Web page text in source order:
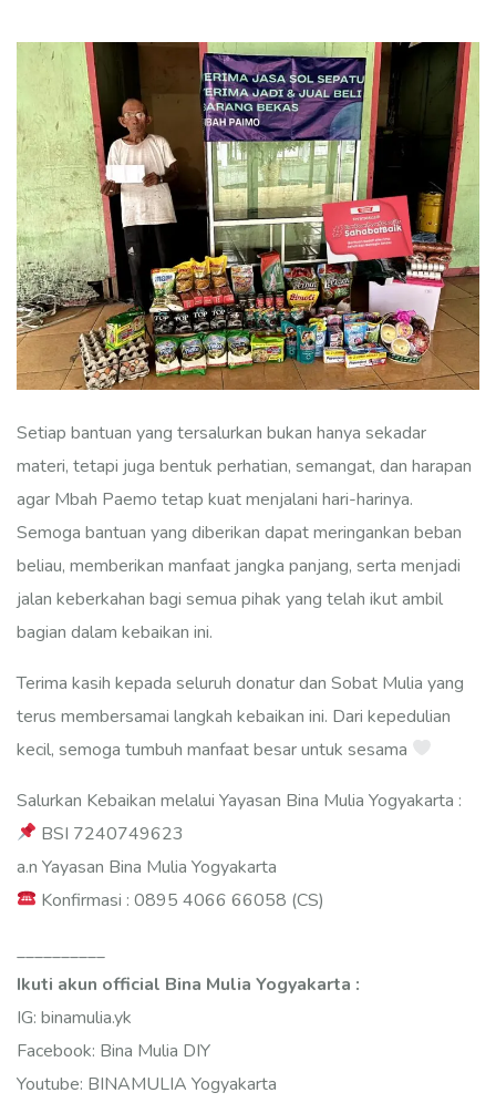
Setiap bantuan yang tersalurkan bukan hanya sekadar
materi, tetapi juga bentuk perhatian, semangat, dan harapan
agar Mbah Paemo tetap kuat menjalani hari-harinya.
Semoga bantuan yang diberikan dapat meringankan beban
beliau, memberikan manfaat jangka panjang, serta menjadi
jalan keberkahan bagi semua pihak yang telah ikut ambil
bagian dalam kebaikan ini.
Terima kasih kepada seluruh donatur dan Sobat Mulia yang
terus membersamai langkah kebaikan ini. Dari kepedulian
kecil, semoga tumbuh manfaat besar untuk sesama
Salurkan Kebaikan melalui Yayasan Bina Mulia Yogyakarta :
BSI 7240749623
a.n Yayasan Bina Mulia Yogyakarta
Konfirmasi : 0895 4066 66058 (CS)
__________
Ikuti akun official Bina Mulia Yogyakarta :
IG: binamulia.yk
Facebook: Bina Mulia DIY
Youtube: BINAMULIA Yogyakarta